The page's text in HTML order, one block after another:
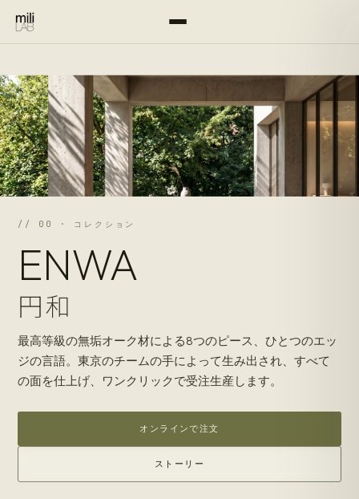
// 00 · コレクション
ENWA
円和
最高等級の無垢オーク材による8つのピース、ひとつのエッ
ジの言語。東京のチームの手によって生み出され、すべて
の面を仕上げ、ワンクリックで受注生産します。
オンラインで注文
ストーリー